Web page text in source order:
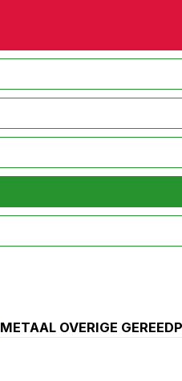
METAAL OVERIGE